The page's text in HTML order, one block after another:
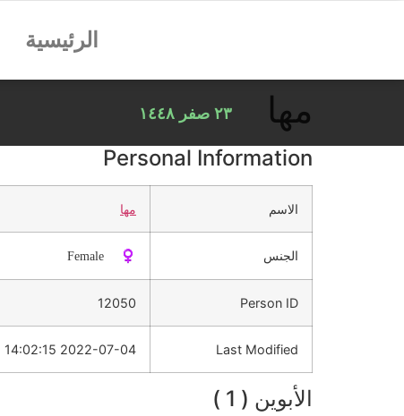
الرئيسية
٢٣ صفر ١٤٤٨ مها
Personal Information
الاسم مها
الجنس ♀️ Female
Person ID
12050
Last Modified
2022-07-04 14:02:15
الأبوين ( 1 )